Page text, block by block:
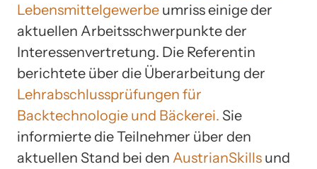
Lebensmittelgewerbe umriss einige der
aktuellen Arbeitsschwerpunkte der
Interessenvertretung. Die Referentin
berichtete über die Überarbeitung der
Lehrabschlussprüfungen für
Backtechnologie und Bäckerei. Sie
informierte die Teilnehmer über den
aktuellen Stand bei den AustrianSkills und